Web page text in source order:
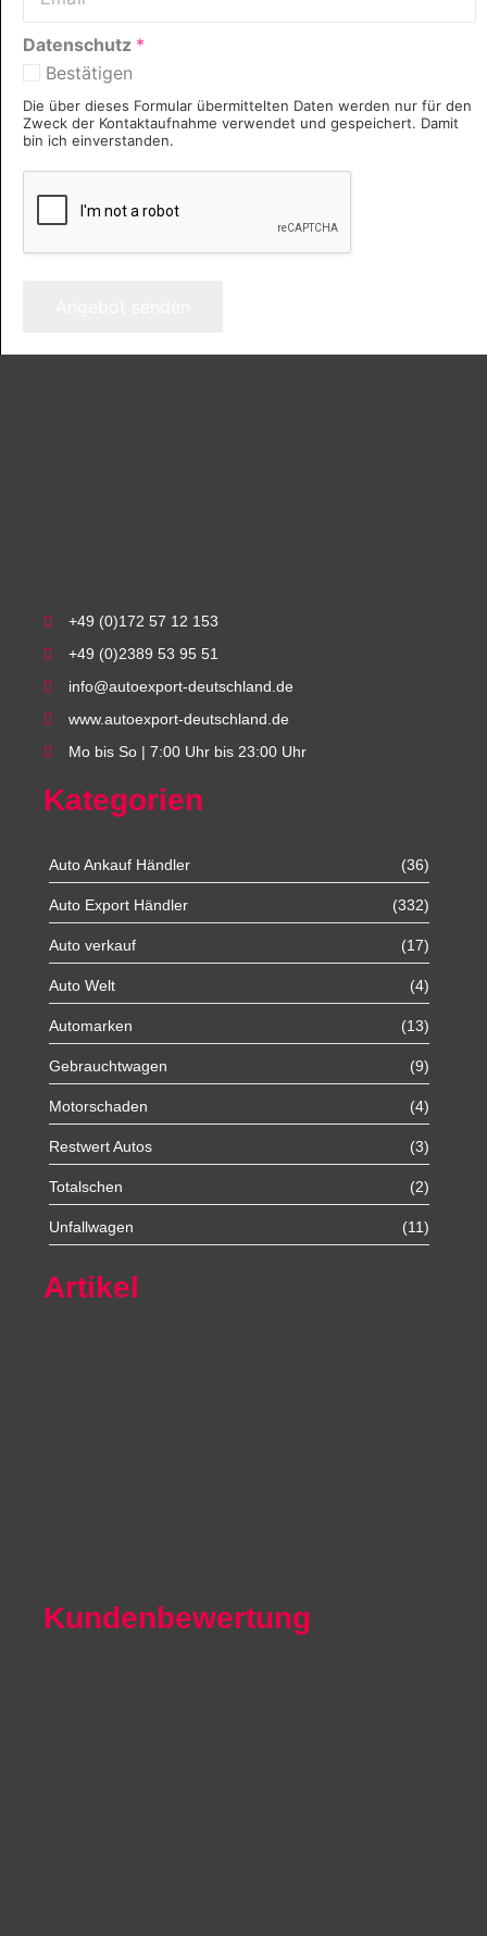
Datenschutz *
Bestätigen
Die über dieses Formular übermittelten Daten werden nur für den
Zweck der Kontaktaufnahme verwendet und gespeichert. Damit
bin ich einverstanden.
+49 (0)172 57 12 153
+49 (0)2389 53 95 51
info@autoexport-deutschland.de
www.autoexport-deutschland.de
Mo bis So | 7:00 Uhr bis 23:00 Uhr
Kategorien
Auto Ankauf Händler (36)
Auto Export Händler (332)
Auto verkauf (17)
Auto Welt (4)
Automarken (13)
Gebrauchtwagen (9)
Motorschaden (4)
Restwert Autos (3)
Totalschen (2)
Unfallwagen (11)
Artikel
Kundenbewertung